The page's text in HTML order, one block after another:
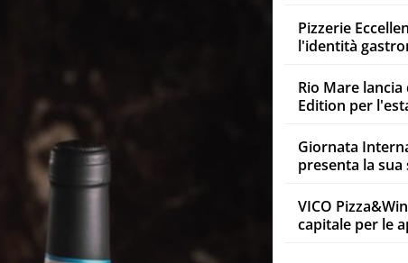
Pizzerie
l'identità
Rio Mare
Edition per
Giornata
presenta la sua
VICO
capitale per le